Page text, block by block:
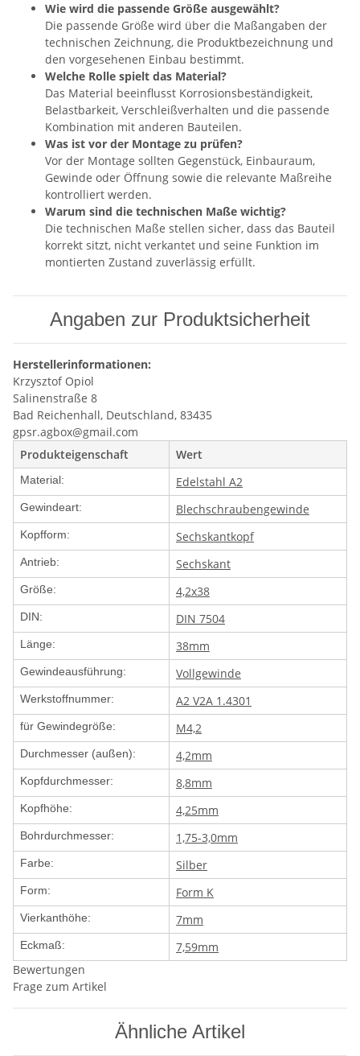
Wie wird die passende Größe ausgewählt?
Die passende Größe wird über die Maßangaben der
technischen Zeichnung, die Produktbezeichnung und
den vorgesehenen Einbau bestimmt.
Welche Rolle spielt das Material?
Das Material beeinflusst Korrosionsbeständigkeit,
Belastbarkeit, Verschleißverhalten und die passende
Kombination mit anderen Bauteilen.
Was ist vor der Montage zu prüfen?
Vor der Montage sollten Gegenstück, Einbauraum,
Gewinde oder Öffnung sowie die relevante Maßreihe
kontrolliert werden.
Warum sind die technischen Maße wichtig?
Die technischen Maße stellen sicher, dass das Bauteil
korrekt sitzt, nicht verkantet und seine Funktion im
montierten Zustand zuverlässig erfüllt.
Angaben zur Produktsicherheit
Herstellerinformationen:
Krzysztof Opiol
Salinenstraße 8
Bad Reichenhall, Deutschland, 83435
gpsr.agbox@gmail.com
Produkteigenschaft
Wert
Material: Edelstahl A2
Gewindeart: Blechschraubengewinde
Kopfform: Sechskantkopf
Antrieb: Sechskant
Größe: 4,2x38
DIN: DIN 7504
Länge: 38mm
Gewindeausführung: Vollgewinde
Werkstoffnummer: A2 V2A 1.4301
für Gewindegröße: M4,2
Durchmesser (außen): 4,2mm
Kopfdurchmesser: 8,8mm
Kopfhöhe: 4,25mm
Bohrdurchmesser: 1,75-3,0mm
Farbe: Silber
Form: Form K
Vierkanthöhe: 7mm
Eckmaß:
7,59mm
Bewertungen
Frage zum Artikel
Ähnliche Artikel